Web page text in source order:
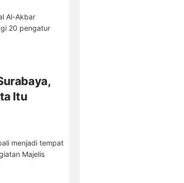
Al-Akbar
20 pengatur
Itu
menjadi tempat
Majelis